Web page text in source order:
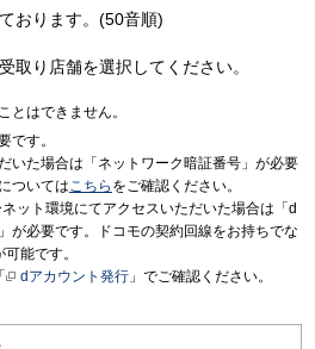
おります。(50音順)
取り店舗を選択してください。
とはできません。
です。
いた場合は「ネットワーク暗証番号」が必要
ついてはこちら をご確認ください。
ット環境にてアクセスいただいた場合は「d
が必要です。ドコモの契約回線をお持ちでな
能です。
dアカウント発行 」でご確認ください。